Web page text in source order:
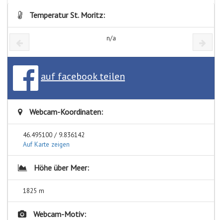
Temperatur St. Moritz:
n/a
auf facebook teilen
Webcam-Koordinaten:
46.495100 / 9.836142
Auf Karte zeigen
Höhe über Meer:
1825 m
Webcam-Motiv: